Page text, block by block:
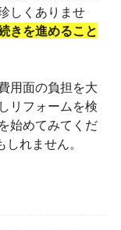
しくありませ
きを進めること
用面の負担を大
リフォームを検
始めてみてくだ
れません。